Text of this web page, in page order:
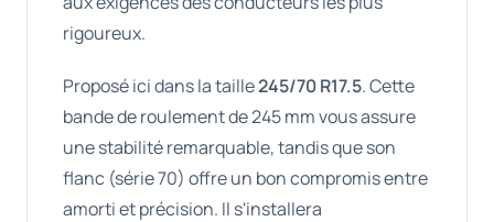
rigoureux.
Proposé ici dans la taille245/70 R17.5. Cette
bande de roulement de 245 mm vous assure
une stabilité remarquable, tandis que son
flanc (série 70) offre un bon compromis entre
amorti et précision. Il s'installera